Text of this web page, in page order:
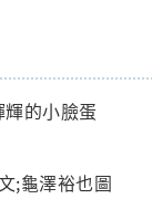
;龜澤裕也圖